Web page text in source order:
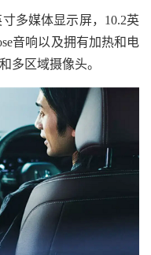
多媒体显示屏，10.2英
音响以及拥有加热和电
多区域摄像头。